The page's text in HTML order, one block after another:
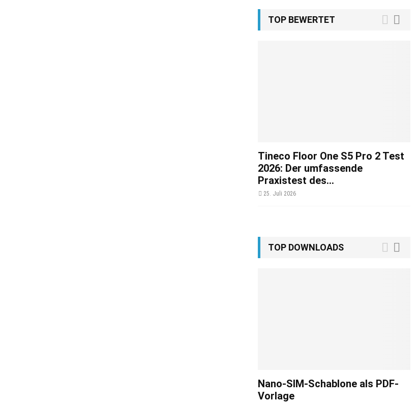
TOP BEWERTET
Tineco Floor One S5 Pro 2 Test
2026: Der umfassende
Praxistest des...
25. Juli 2026
TOP DOWNLOADS
Nano-SIM-Schablone als PDF-
Vorlage